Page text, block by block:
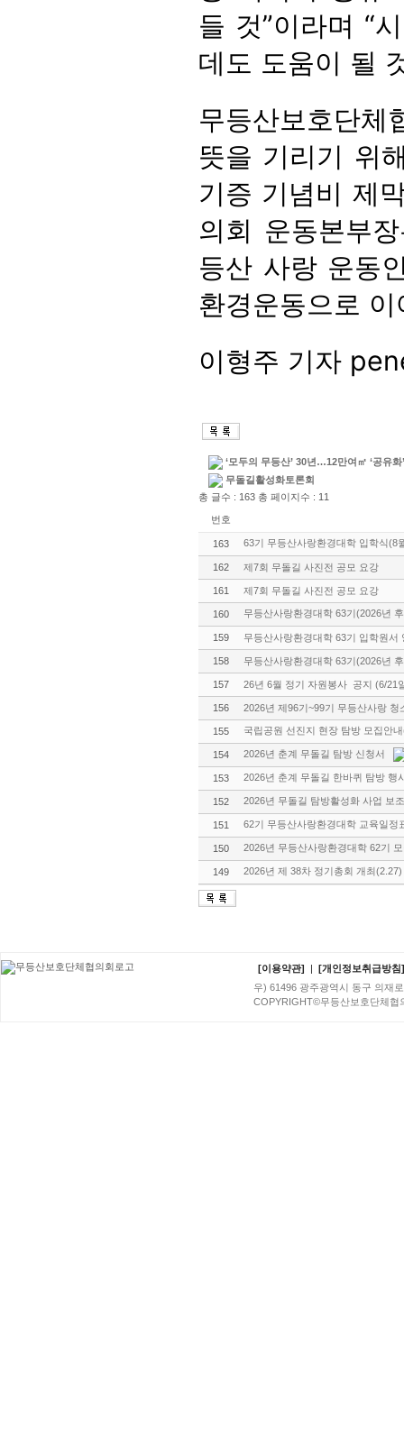
들 것”이라며 “
데도 도움이 될
무등산보호단
뜻을 기리기 위
기증 기념비 제
의회 운동본부
등산 사랑 운동
환경운동으로
이형주 기자
‘모두의 무등산’ 30년…12만여㎡ ‘공유
무돌길활성화토론회
총 글수 : 163 총 페이지수 : 11
번호
163 63기 무등산사랑환경대학 입학식(8
162 제7회 무돌길 사진전 공모 요강
161 제7회 무돌길 사진전 공모 요강
160 무등산사랑환경대학 63기(2026년
159 무등산사랑환경대학 63기 입학원서
158 무등산사랑환경대학 63기(2026년
157 26년 6월 정기 자원봉사 공지 (6/21
156 2026년 제96기~99기 무등산사랑
155 국립공원 선진지 현장 탐방 모집안
154 2026년 춘계 무돌길 탐방 신청서
153 2026년 춘계 무돌길 한바퀴 탐방 행
152 2026년 무돌길 탐방활성화 사업 보
151 62기 무등산사랑환경대학 교육일정
150 2026년 무등산사랑환경대학 62기
149 2026년 제 38차 정기총회 개최
[이용약관] | [개인정보취급방침]
우) 61496 광주광역시 동구 의재
COPYRIGHT©무등산보호단체협